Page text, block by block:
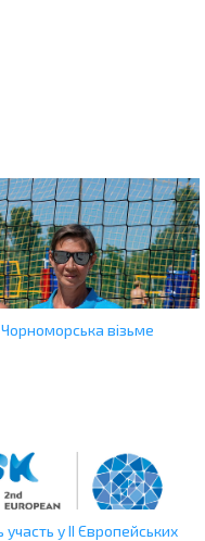
візьме
у ІІ Європейських